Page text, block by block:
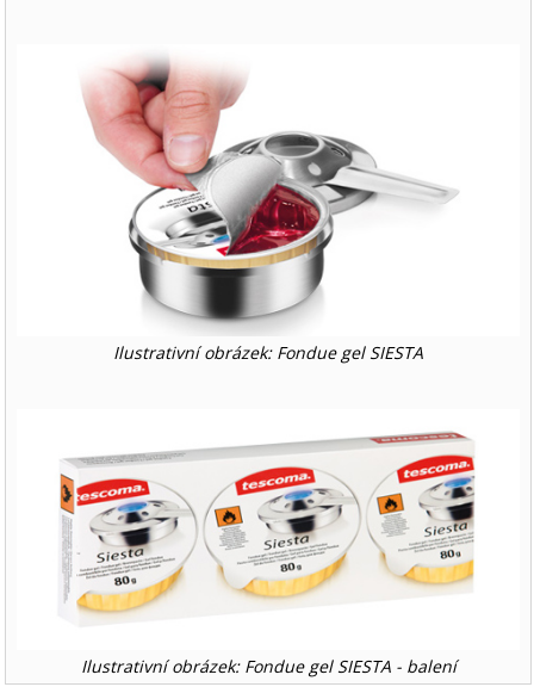
Ilustrativní obrázek: Fondue gel SIESTA
Ilustrativní obrázek: Fondue gel SIESTA - balení